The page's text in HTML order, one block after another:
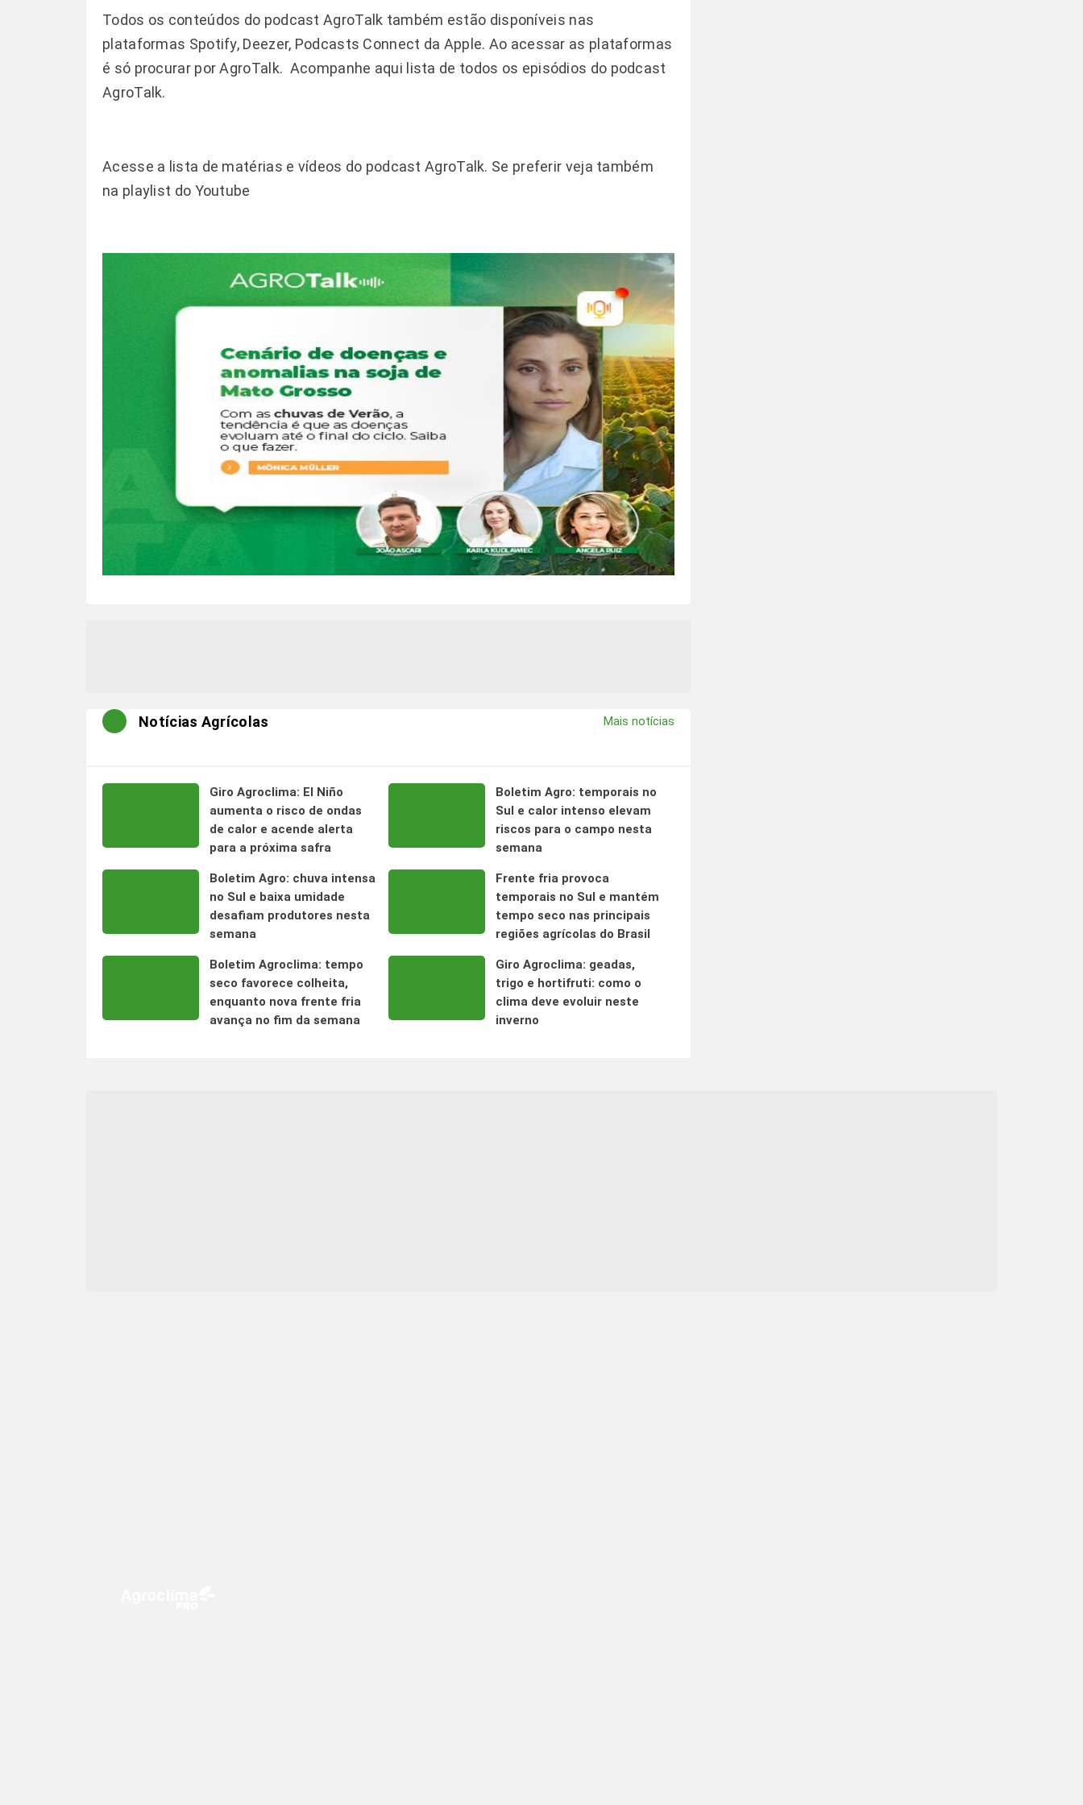
Todos os conteúdos do podcast AgroTalk também estão disponíveis nas
plataformas Spotify, Deezer, Podcasts Connect da Apple. Ao acessar as plataformas
é só procurar por AgroTalk. Acompanhe aqui lista de todos os episódios do podcast
AgroTalk.
Acesse a lista de matérias e vídeos do podcast AgroTalk. Se preferir veja também
na playlist do Youtube
Notícias Agrícolas Mais notícias
Giro Agroclima: El Niño
aumenta o risco de ondas
de calor e acende alerta
para a próxima safra
Boletim Agro: temporais no
Sul e calor intenso elevam
riscos para o campo nesta
semana
Boletim Agro: chuva intensa
no Sul e baixa umidade
desafiam produtores nesta
semana
Frente fria provoca
temporais no Sul e mantém
tempo seco nas principais
regiões agrícolas do Brasil
Boletim Agroclima: tempo
seco favorece colheita,
enquanto nova frente fria
avança no fim da semana
Giro Agroclima: geadas,
trigo e hortifruti: como o
clima deve evoluir neste
inverno